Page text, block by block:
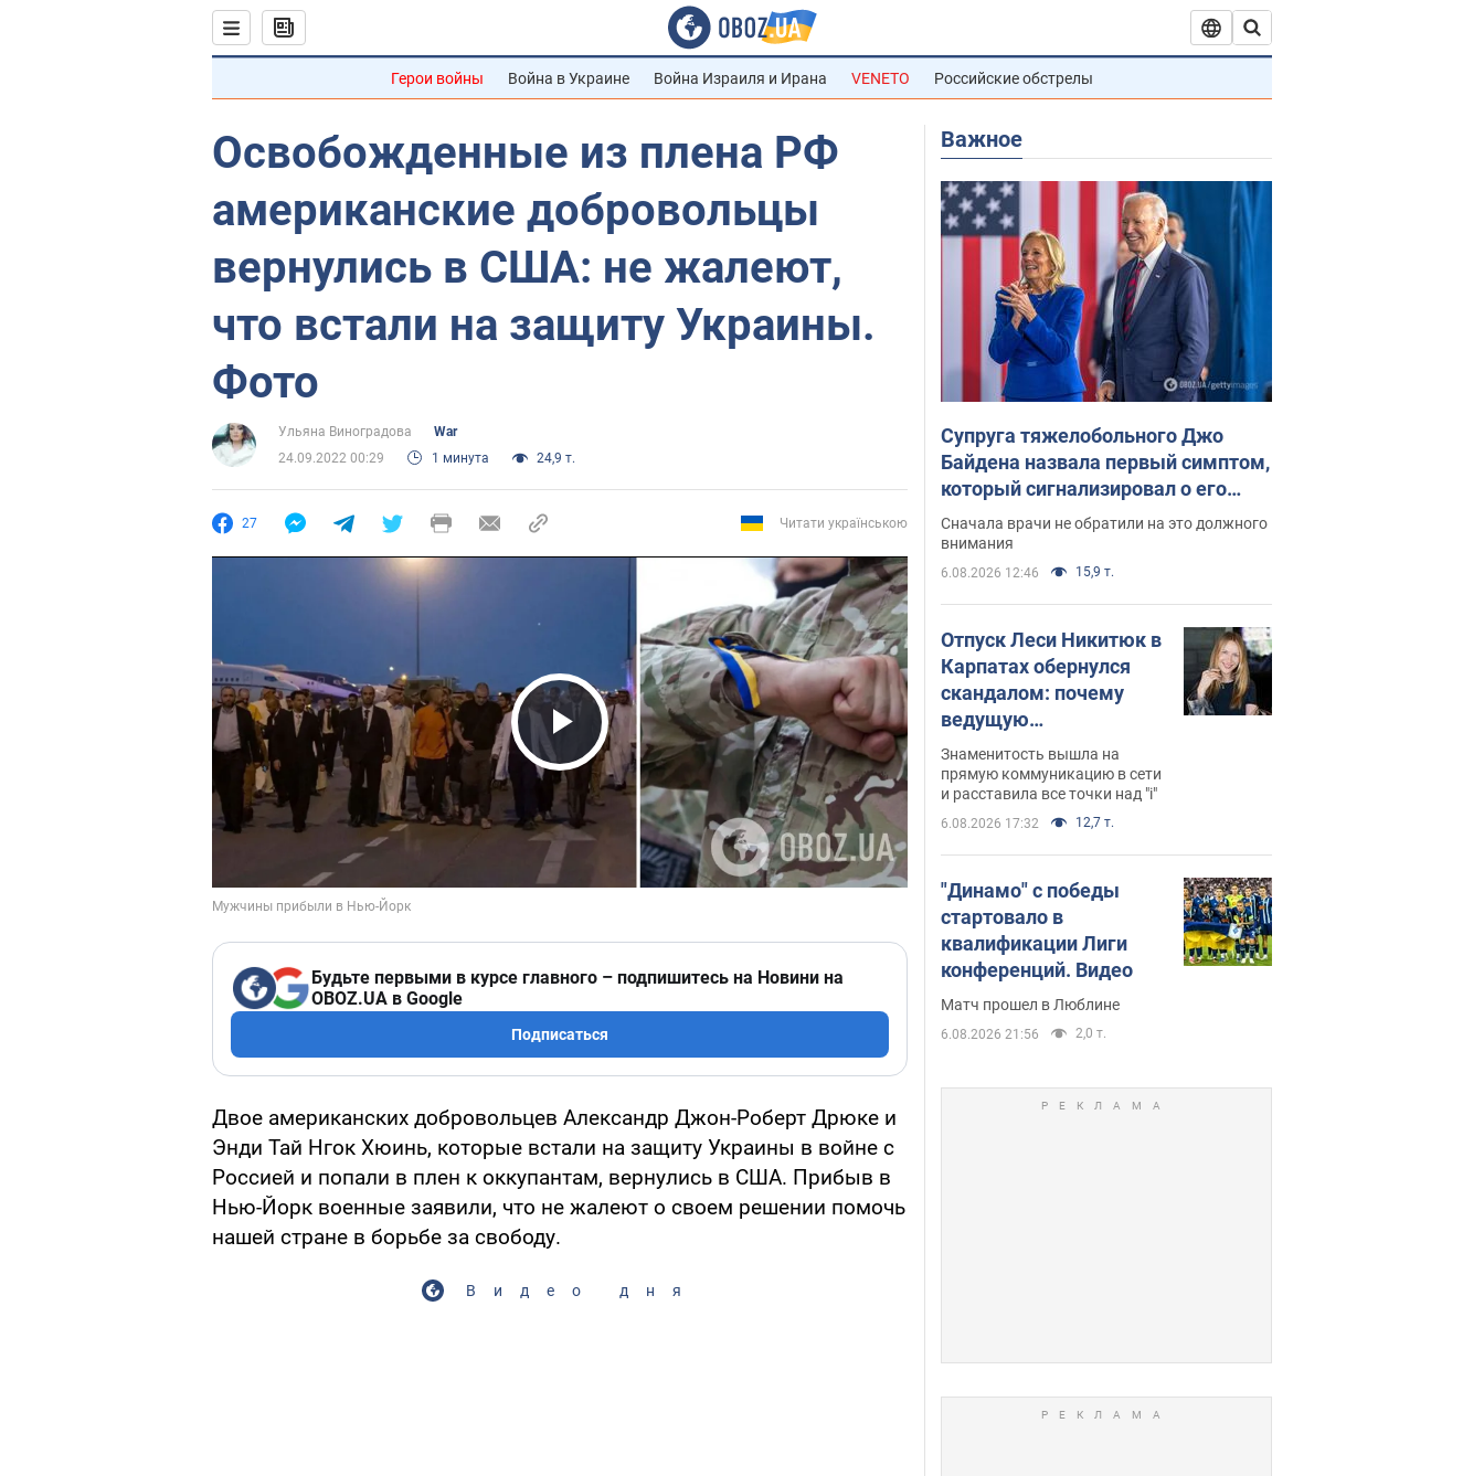
Герои войны Война в Украине Война Израиля и Ирана VENETO Российские обстрелы
Освобожденные из плена РФ
американские добровольцы
вернулись в США: не жалеют,
что встали на защиту Украины.
Фото
Ульяна Виноградова
War
24.09.2022 00:29
1 минута 24,9 т.
27 Читати українською
Play Video
Будьте первыми в курсе главного – подпишитесь на Новини на
OBOZ.UA в Google
Подписаться
Двое американских добровольцев Александр Джон-Роберт Дрюке и
Энди Тай Нгок Хюинь, которые встали на защиту Украины в войне с
Россией и попали в плен к оккупантам, вернулись в США. Прибыв в
Нью-Йорк военные заявили, что не жалеют о своем решении помочь
нашей стране в борьбе за свободу.
Видео дня
Важное
Супруга тяжелобольного Джо
Байдена назвала первый симптом,
который сигнализировал о его
"агрессивном" раке
Сначала врачи не обратили на это должного
внимания
6.08.2026 12:46 15,9 т.
Отпуск Леси Никитюк в
Карпатах обернулся
скандалом: почему
ведущую
несправедливо
захейтили
Знаменитость вышла на
прямую коммуникацию в сети
и расставила все точки над "i"
6.08.2026 17:32 12,7 т.
"Динамо" с победы
стартовало в
квалификации Лиги
конференций. Видео
Матч прошел в Люблине
6.08.2026 21:56 2,0 т.